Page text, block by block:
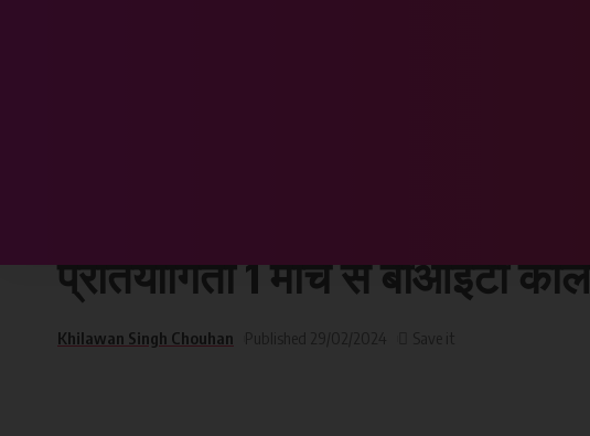
प्रतियोगिता 1 मार्च से बीआईटी
Khilawan Singh Chouhan